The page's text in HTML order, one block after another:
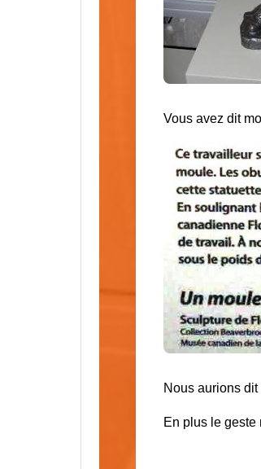
Vous avez dit
Nous aurions dit
En plus le geste